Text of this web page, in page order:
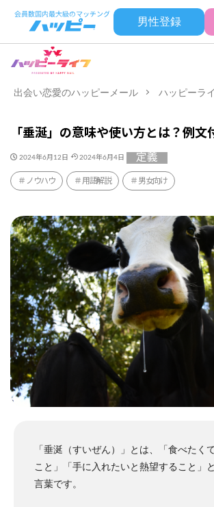
男性登録
出会い恋愛のハッピーメール ハッピーラ
「垂涎」の意味や使い方とは？例文
2024年6月12日 2024年6月4日 定義
ノウハウ 用語解説 男女向け
「垂涎（すいぜん）」とは、「食べたく
こと」「手に入れたいと熱望すること」
言葉です。